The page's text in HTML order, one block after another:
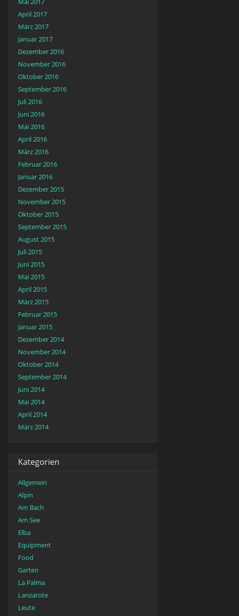
April 2017
März 2017
Januar 2017
Dezember 2016
November 2016
Oktober 2016
September 2016
Juli 2016
Juni 2016
Mai 2016
April 2016
März 2016
Februar 2016
Januar 2016
Dezember 2015
November 2015
Oktober 2015
September 2015
August 2015
Juli 2015
Juni 2015
Mai 2015
April 2015
März 2015
Februar 2015
Januar 2015
Dezember 2014
November 2014
Oktober 2014
September 2014
Juni 2014
Mai 2014
April 2014
März 2014
Kategorien
Allgemein
Alpin
Am Bach
Am See
Elba
Equipment
Food
Garten
La Palma
Lanzarote
Leute